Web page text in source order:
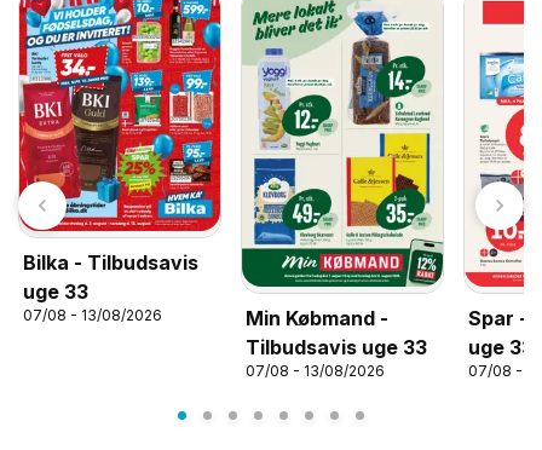
Bilka - Tilbudsavis
uge 33
07/08 - 13/08/2026
Min Købmand -
Tilbudsavis uge 33
07/08 - 13/08/2026
Spar -
uge 33
07/08 -